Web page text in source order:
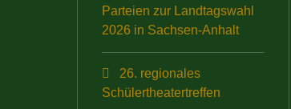
Parteien zur Landtagswahl
2026 in Sachsen-Anhalt
26. regionales
Schülertheatertreffen